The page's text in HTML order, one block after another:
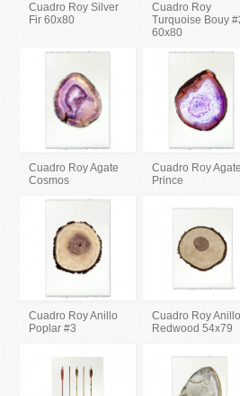
Cuadro Roy Silver
Fir 60x80
Cuadro Roy
Turquoise Bouy
60x80
Cuadro Roy Agate
Cosmos
Cuadro Roy Agate
Prince
Cuadro Roy Anillo
Poplar #3
Cuadro Roy Anillo
Redwood 54x79